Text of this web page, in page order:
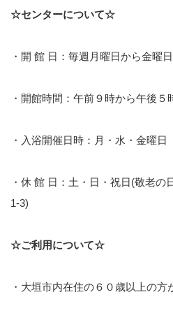
☆センターについて☆
・開 館 日：毎週月曜日から金曜日
・開館時間：午前９時から午後５
・入浴開催日時：月・水・金曜
・休 館 日：土・日・祝日(敬老の
1-3)
☆ご利用について☆
・大垣市内在住の６０歳以上の方